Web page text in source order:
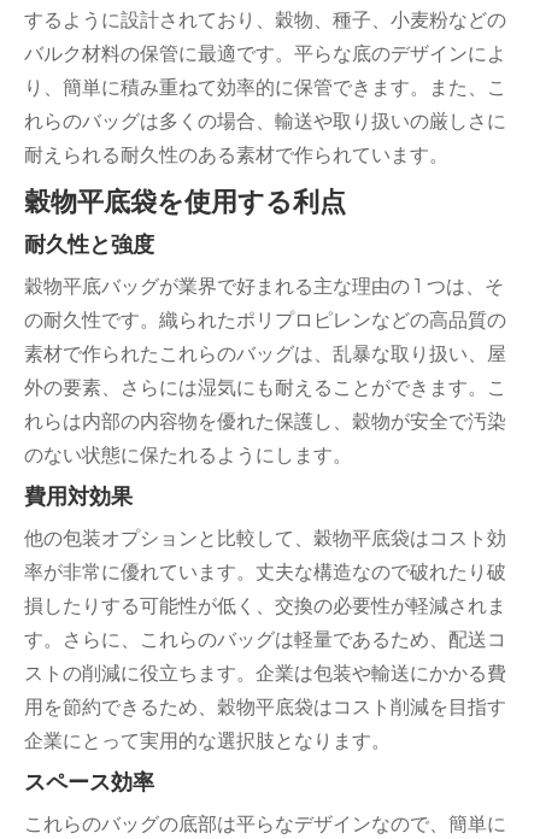
するように設計されており、穀物、種子、小麦粉などの
バルク材料の保管に最適です。平らな底のデザインによ
り、簡単に積み重ねて効率的に保管できます。また、こ
れらのバッグは多くの場合、輸送や取り扱いの厳しさに
耐えられる耐久性のある素材で作られています。
穀物平底袋を使用する利点
耐久性と強度
穀物平底バッグが業界で好まれる主な理由の 1 つは、そ
の耐久性です。織られたポリプロピレンなどの高品質の
素材で作られたこれらのバッグは、乱暴な取り扱い、屋
外の要素、さらには湿気にも耐えることができます。こ
れらは内部の内容物を優れた保護し、穀物が安全で汚染
のない状態に保たれるようにします。
費用対効果
他の包装オプションと比較して、穀物平底袋はコスト効
率が非常に優れています。丈夫な構造なので破れたり破
損したりする可能性が低く、交換の必要性が軽減されま
す。さらに、これらのバッグは軽量であるため、配送コ
ストの削減に役立ちます。企業は包装や輸送にかかる費
用を節約できるため、穀物平底袋はコスト削減を目指す
企業にとって実用的な選択肢となります。
スペース効率
これらのバッグの底部は平らなデザインなので、簡単に